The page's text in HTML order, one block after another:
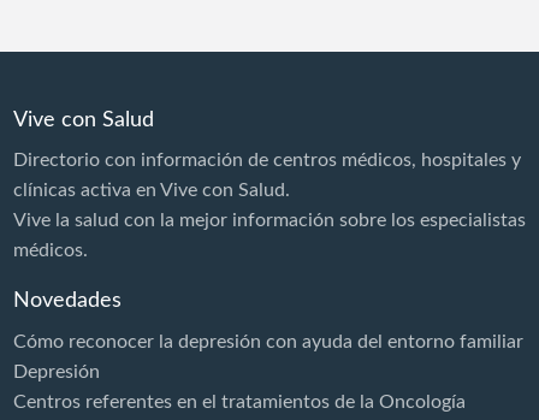
Vive con Salud
Directorio con información de centros médicos, hospitales y
clínicas activa en Vive con Salud.
Vive la salud con la mejor información sobre los especialistas
médicos.
Novedades
Cómo reconocer la depresión con ayuda del entorno familiar
Depresión
Centros referentes en el tratamientos de la Oncología